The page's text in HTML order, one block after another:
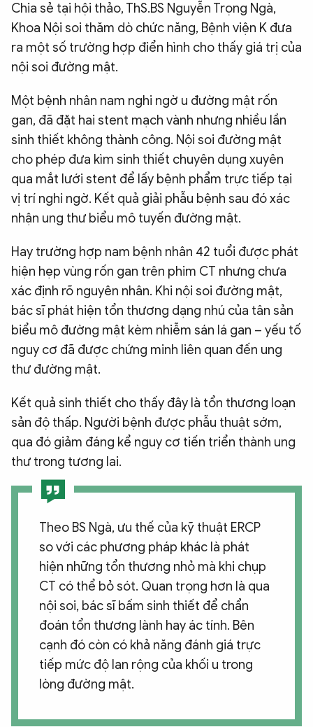
Chia sẻ tại hội thảo, ThS.BS Nguyễn Trọng Ngà,
Khoa Nội soi thăm dò chức năng, Bệnh viện K đưa
ra một số trường hợp điển hình cho thấy giá trị của
nội soi đường mật.
Một bệnh nhân nam nghi ngờ u đường mật rốn
gan, đã đặt hai stent mạch vành nhưng nhiều lần
sinh thiết không thành công. Nội soi đường mật
cho phép đưa kìm sinh thiết chuyên dụng xuyên
qua mắt lưới stent để lấy bệnh phẩm trực tiếp tại
vị trí nghi ngờ. Kết quả giải phẫu bệnh sau đó xác
nhận ung thư biểu mô tuyến đường mật.
Hay trường hợp nam bệnh nhân 42 tuổi được phát
hiện hẹp vùng rốn gan trên phim CT nhưng chưa
xác định rõ nguyên nhân. Khi nội soi đường mật,
bác sĩ phát hiện tổn thương dạng nhú của tân sản
biểu mô đường mật kèm nhiễm sán lá gan – yếu tố
nguy cơ đã được chứng minh liên quan đến ung
thư đường mật.
Kết quả sinh thiết cho thấy đây là tổn thương loạn
sản độ thấp. Người bệnh được phẫu thuật sớm,
qua đó giảm đáng kể nguy cơ tiến triển thành ung
thư trong tương lai.
Theo BS Ngà, ưu thế của kỹ thuật ERCP
so với các phương pháp khác là phát
hiện những tổn thương nhỏ mà khi chụp
CT có thể bỏ sót. Quan trọng hơn là qua
nội soi, bác sĩ bấm sinh thiết để chẩn
đoán tổn thương lành hay ác tính. Bên
cạnh đó còn có khả năng đánh giá trực
tiếp mức độ lan rộng của khối u trong
lòng đường mật.